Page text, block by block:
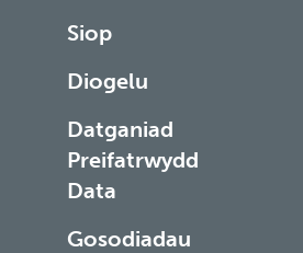
Siop
Diogelu
Datganiad
Preifatrwydd
Data
Gosodiadau